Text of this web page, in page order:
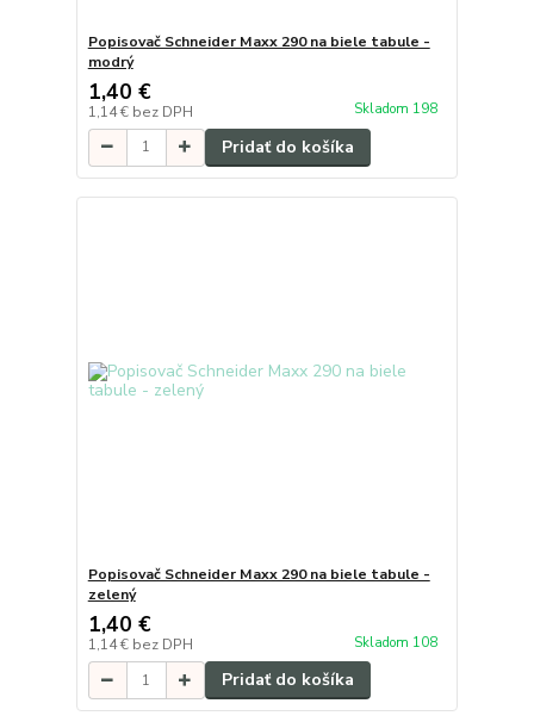
Popisovač Schneider Maxx 290 na biele tabule -
modrý
1,40 €
1,14 € bez DPH Skladom 198
Pridať do košíka
Popisovač Schneider Maxx 290 na biele tabule -
zelený
1,40 €
1,14 € bez DPH Skladom 108
Pridať do košíka